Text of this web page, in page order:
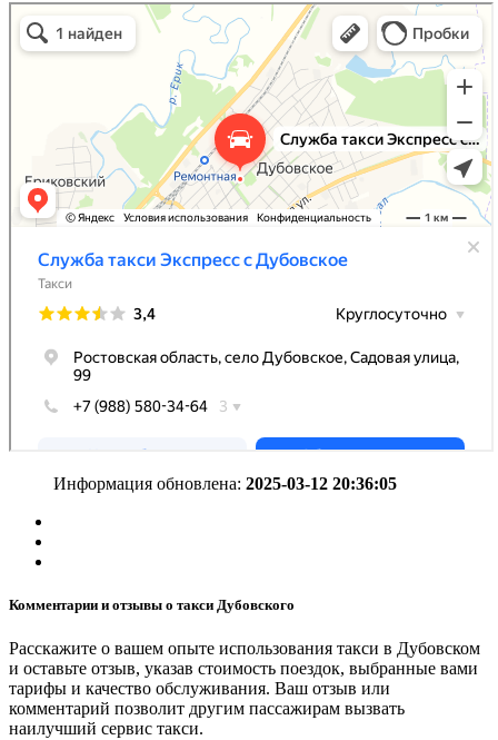
Информация обновлена: 2025-03-12 20:36:05
Комментарии и отзывы о такси Дубовского
Расскажите о вашем опыте использования такси в Дубовском
и оставьте отзыв, указав стоимость поездок, выбранные вами
тарифы и качество обслуживания. Ваш отзыв или
комментарий позволит другим пассажирам вызвать
наилучший сервис такси.